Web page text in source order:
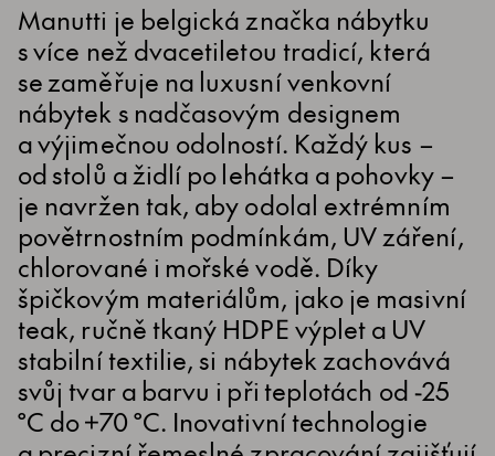
Manutti je belgická značka nábytku
s více než dvacetiletou tradicí, která
se zaměřuje na luxusní venkovní
nábytek s nadčasovým designem
a výjimečnou odolností. Každý kus –
od stolů a židlí po lehátka a pohovky –
je navržen tak, aby odolal extrémním
povětrnostním podmínkám, UV záření,
chlorované i mořské vodě. Díky
špičkovým materiálům, jako je masivní
teak, ručně tkaný HDPE výplet a UV
stabilní textilie, si nábytek zachovává
svůj tvar a barvu i při teplotách od -25
°C do +70 °C. Inovativní technologie